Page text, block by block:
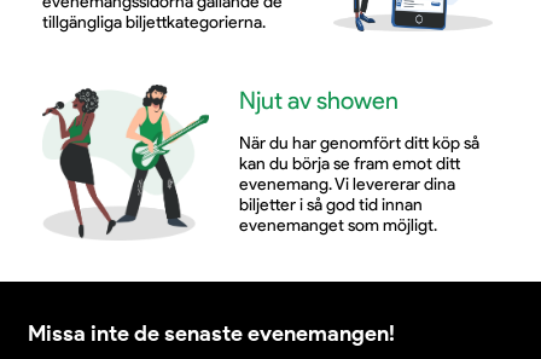
tillgängliga biljettkategorierna.
Njut av showen
När du har genomfört ditt köp så
kan du börja se fram emot ditt
evenemang. Vi levererar dina
biljetter i så god tid innan
evenemanget som möjligt.
Missa inte de senaste evenemangen!